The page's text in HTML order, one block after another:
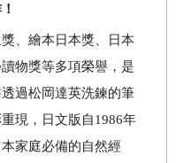
、繪本日本獎、日本
物獎等多項榮譽，是
過松岡達英洗鍊的筆
現，日文版自1986年
家庭必備的自然經